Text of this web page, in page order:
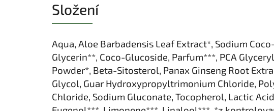
Složení
Aqua, Aloe Barbadensis Leaf Extract*, Sodium
Glycerin**, Coco-Glucoside, Parfum***, PCA
Powder*, Beta-Sitosterol, Panax Ginseng Root
Glycol, Guar Hydroxypropyltrimonium Chloride,
Chloride, Sodium Gluconate, Tocopherol, Lactic